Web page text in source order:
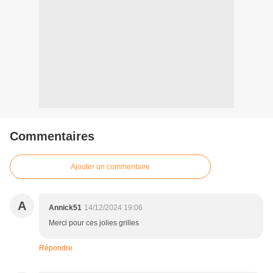
Commentaires
Ajouter un commentaire
A Annick51 14/12/2024 19:06
Merci pour ces jolies grilles
Répondre